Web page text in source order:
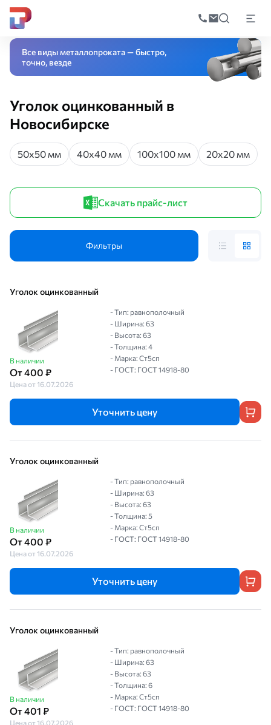
по
Главная Оцинкованный прокатУголок
Все виды металлопроката — быстро,
точно, везде
Уголок оцинкованный в
Новосибирске
50х50 мм 40х40 мм 100х100 мм 20х20 мм
Скачать прайс-лист
Фильтры
Уголок оцинкованный
В наличии
От 400 ₽
Цена от 16.07.2026
- Тип: равнополочный
- Ширина: 63
- Высота: 63
- Толщина: 4
- Марка: Ст5сп
- ГОСТ: ГОСТ 14918-80
Уточнить цену
Уголок оцинкованный
В наличии
От 400 ₽
Цена от 16.07.2026
- Тип: равнополочный
- Ширина: 63
- Высота: 63
- Толщина: 5
- Марка: Ст5сп
- ГОСТ: ГОСТ 14918-80
Уточнить цену
Уголок оцинкованный
В наличии
От 401 ₽
Цена от 16.07.2026
- Тип: равнополочный
- Ширина: 63
- Высота: 63
- Толщина: 6
- Марка: Ст5сп
- ГОСТ: ГОСТ 14918-80